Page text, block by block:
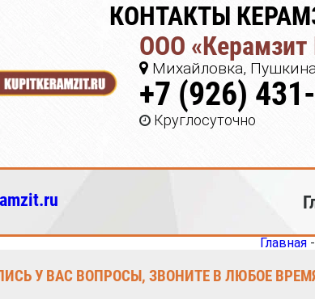
КОНТАКТЫ
ООО
Михайловка,
+7 (926)
Круглосуточно
Главная-
У ВАС ВОПРОСЫ, ЗВОНИТЕ В ЛЮБОЕ